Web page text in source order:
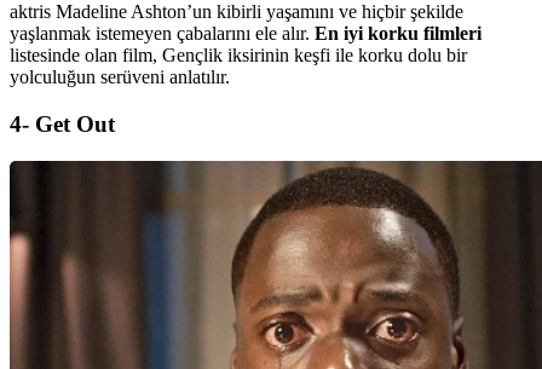
aktris Madeline Ashton’un kibirli yaşamını ve hiçbir şekilde
yaşlanmak istemeyen çabalarını ele alır. En iyi korku filmleri
listesinde olan film, Gençlik iksirinin keşfi ile korku dolu bir
yolculuğun serüveni anlatılır.
4- Get Out